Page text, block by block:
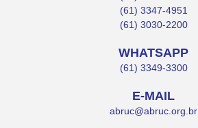
(61) 3347-4951
(61) 3030-2200
WHATSAPP
(61) 3349-3300
E-MAIL
abruc@abruc.org.br